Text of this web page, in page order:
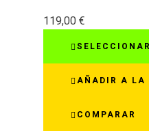
119,00€
AÑADIR A LA
COMPARAR